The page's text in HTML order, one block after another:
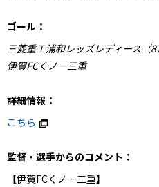
ゴール：
三菱重工浦和レッズレディース（
伊賀FCくノ一三重
詳細情報：
こちら
監督・選手からのコメント：
【伊賀FCくノ一三重】